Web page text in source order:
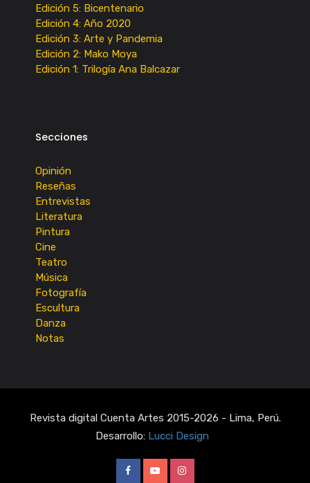
Edición 5: Bicentenario
Edición 4: Año 2020
Edición 3: Arte y Pandemia
Edición 2: Mako Moya
Edición 1: Trilogía Ana Balcazar
Secciones
Opinión
Reseñas
Entrevistas
Literatura
Pintura
Cine
Teatro
Música
Fotografía
Escultura
Danza
Notas
Revista digital Cuenta Artes 2015-2026 - Lima, Perú.
Desarrollo: Lucci Design